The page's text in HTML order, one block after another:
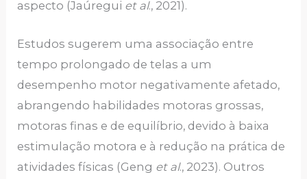
aspecto (Jaúregui et al., 2021).
Estudos sugerem uma associação entre
tempo prolongado de telas a um
desempenho motor negativamente afetado,
abrangendo habilidades motoras grossas,
motoras finas e de equilíbrio, devido à baixa
estimulação motora e à redução na prática de
atividades físicas (Geng et al., 2023). Outros